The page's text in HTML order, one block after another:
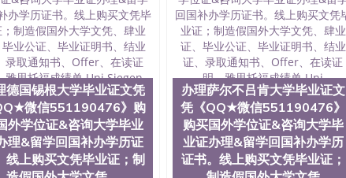
改成绩、教育部学历学位认证、毕业证、成绩单、文凭、学历
作、办理、仿制学位证书、毕业证文凭、文凭毕业证、毕业证
馆留学回国人员证明、留学生认证、学历认证、文凭认证学位
英国文凭学历、美国文凭学历、澳洲文凭学历、加拿大文凭学
551190476 圣何塞州立大学毕业证（San Jose State
State University）圣何塞州立大学毕业证（San Jose State
State University）圣何塞州立大学成绩单（ San Jose State
State University）成绩单圣何塞州立大学文凭（San Jose
State University）圣何塞州立大学（San Jose State
University）圣何塞州立大学（San Jose State University）
）圣何塞州立大学文凭（San Jose State University）文凭
德国锡根大学毕业证文凭
微信551190476》购
外学位证&咨询大学毕业
理&留学回国补办学历证
线上购买文凭毕业证；制
办理萨尔不吕肯大学毕业证文
凭《QQ★微信551190476》
购买国外学位证&咨询大学毕
业证办理&留学回国补办学历
证书。线上购买文凭毕业证；